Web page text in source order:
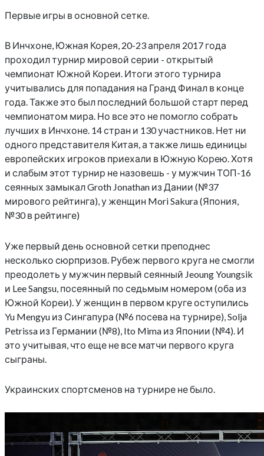
Первые игры в основной сетке.
В Инчхоне, Южная Корея, 20-23 апреля 2017 года
проходил турнир мировой серии - открытый
чемпионат Южной Кореи. Итоги этого турнира
учитывались для попадания на Гранд Финал в конце
года. Также это был последний большой старт перед
чемпионатом мира. Но все это не помогло собрать
лучших в Инчхоне. 14 стран и 130 участников. Нет ни
одного представителя Китая, а также лишь единицы
европейских игроков приехали в Южную Корею. Хотя
и слабым этот турнир не назовешь - у мужчин ТОП-16
сеянных замыкал Groth Jonathan из Дании (№37
мирового рейтинга), у женщин Mori Sakura (Япония,
№30 в рейтинге)
Уже первый день основной сетки преподнес
несколько сюрпризов. Рубеж первого круга не смогли
преодолеть у мужчин первый сеянный Jeoung Youngsik
и Lee Sangsu, посеянный по седьмым номером (оба из
Южной Кореи). У женщин в первом круге оступились
Yu Mengyu из Сингапура (№6 посева на турнире), Solja
Petrissa из Германии (№8), Ito Mima из Японии (№4). И
это учитывая, что еще не все матчи первого круга
сыграны.
Украинских спортсменов на турнире не было.